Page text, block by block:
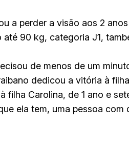
a perder a visão aos 2
90 kg, categoria J1,
de menos de um
dedicou a vitória à
Carolina, de 1 ano e
ela tem, uma pessoa com